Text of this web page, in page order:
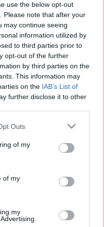
use the below opt-out
Please note that after your
may continue seeing
information utilized by
to third parties prior to
opt-out of the further
by third parties on the
This information may
on the IAB’s List of
further disclose it to other
uses one or more Google
You may click to
its third-party tags to
purposes in below Google
Outs
of my
of my
my
και έγκαιρα για
χρόνο
ΕΔΩ με το
σας
η πιο Εύκολη